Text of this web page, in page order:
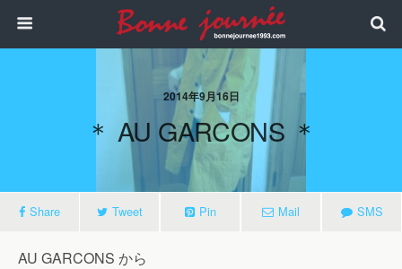
2014年9月16日
＊ AU GARCONS ＊
Share Tweet Pin Mail SMS
AU GARCONS から